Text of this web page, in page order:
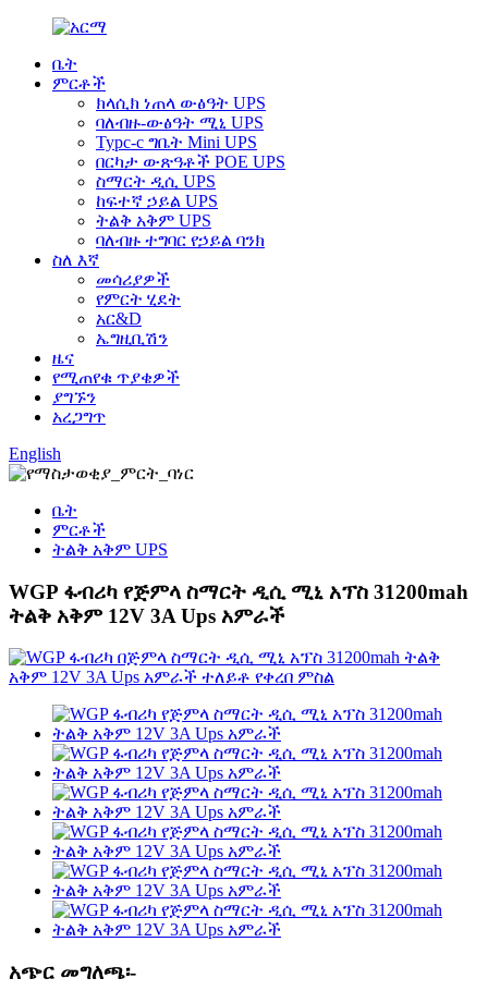
ቤት
ምርቶች
ክላሲክ ነጠላ ውፅዓት UPS
ባለብዙ-ውፅዓት ሚኒ UPS
Typc-c ግቤት Mini UPS
በርካታ ውጽዓቶች POE UPS
ስማርት ዲሲ UPS
ከፍተኛ ኃይል UPS
ትልቅ አቅም UPS
ባለብዙ ተግባር የኃይል ባንክ
ስለ እኛ
መሳሪያዎች
የምርት ሂደት
አር&D
ኤግዚቢሽን
ዜና
የሚጠየቁ ጥያቄዎች
ያግኙን
አረጋግጥ
English
ቤት
ምርቶች
ትልቅ አቅም UPS
WGP ፋብሪካ የጅምላ ስማርት ዲሲ ሚኒ አፕስ 31200mah
ትልቅ አቅም 12V 3A Ups አምራች
አጭር መግለጫ፡-